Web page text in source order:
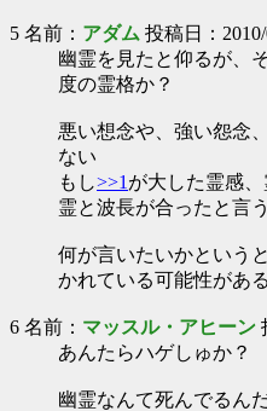
5 名前： アダム 投稿日：
幽霊を見たと仰るが、
度の霊格か？
悪い想念や、強い怨念
ない
もし>>1 が大した霊感
霊と波長が合ったと言
何が言いたいかというと
かれている可能性があ
6 名前： マッスル・アヒーン
あんたらハゲしゅか？
幽霊なんて死んでるん